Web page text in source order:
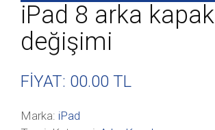
iPad 8 arka kapak
değişimi
FİYAT: 00.00 TL
Marka: iPad